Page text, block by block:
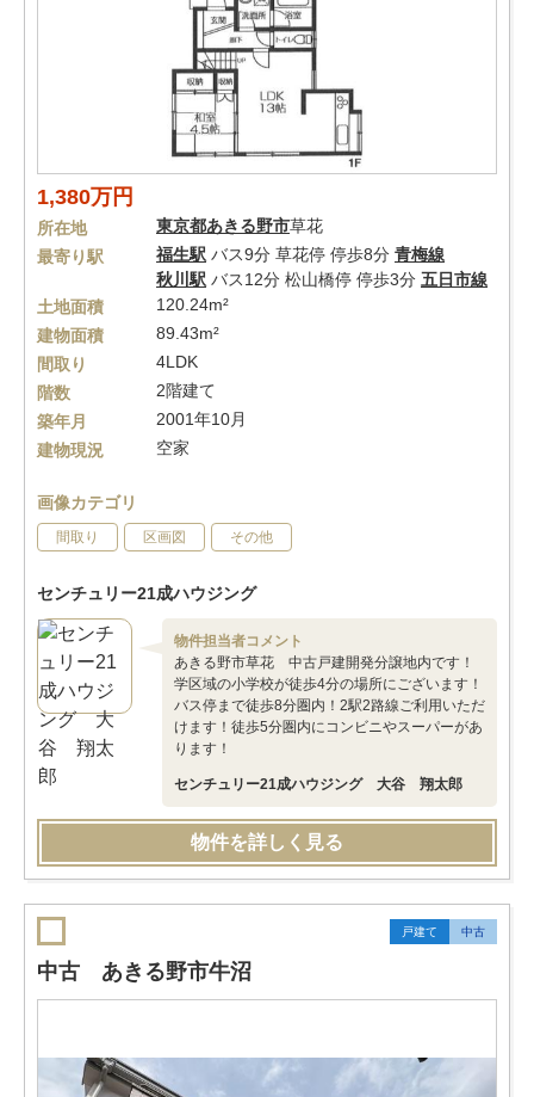
1,380万円
所在地 東京都あきる野市草花
最寄り駅
福生駅 バス9分 草花停 停歩8分 青梅線
秋川駅 バス12分 松山橋停 停歩3分 五日市線
土地面積
120.24m²
建物面積
89.43m²
間取り
4LDK
階数
2階建て
築年月
2001年10月
建物現況
空家
画像カテゴリ
間取り 区画図 その他
センチュリー21成ハウジング
物件担当者コメント
あきる野市草花 中古戸建開発分譲地内です！
学区域の小学校が徒歩4分の場所にございます！
バス停まで徒歩8分圏内！2駅2路線ご利用いただ
けます！徒歩5分圏内にコンビニやスーパーがあ
ります！
センチュリー21成ハウジング 大谷 翔太郎
物件を詳しく見る
戸建て 中古
中古 あきる野市牛沼